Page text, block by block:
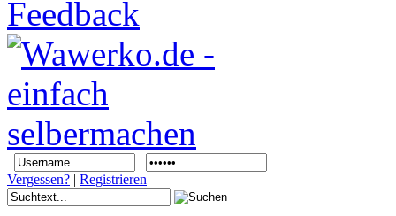
Vergessen? | Registrieren